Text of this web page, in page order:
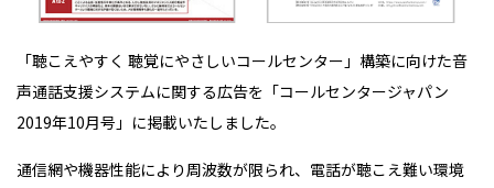
「聴こえやすく 聴覚にやさしいコールセンター」構築に向けた音
声通話支援システムに関する広告を「コールセンタージャパン
2019年10月号」に掲載いたしました。
通信網や機器性能により周波数が限られ、電話が聴こえ難い環境